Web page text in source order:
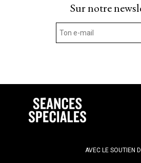
Sur notre
AVEC LE SOUTIEN